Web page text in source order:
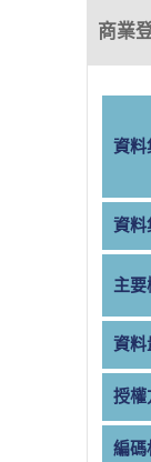
商業
資料
資料
主要
資料
授權
編碼